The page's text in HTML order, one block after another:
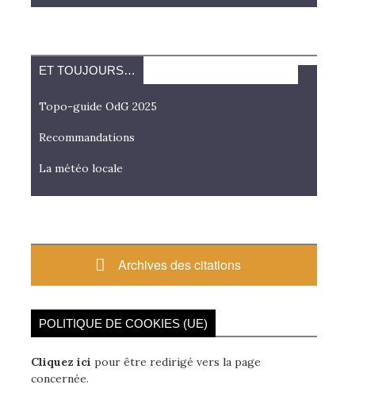
ET TOUJOURS…
Topo-guide OdG 2025
Recommandations
La météo locale
Archives des citations
POLITIQUE DE COOKIES (UE)
Cliquez ici pour être redirigé vers la page
concernée.